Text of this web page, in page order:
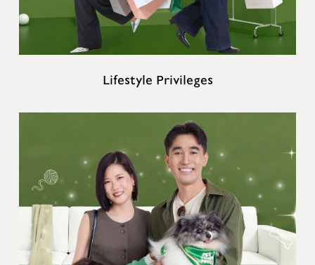
Lifestyle Privileges